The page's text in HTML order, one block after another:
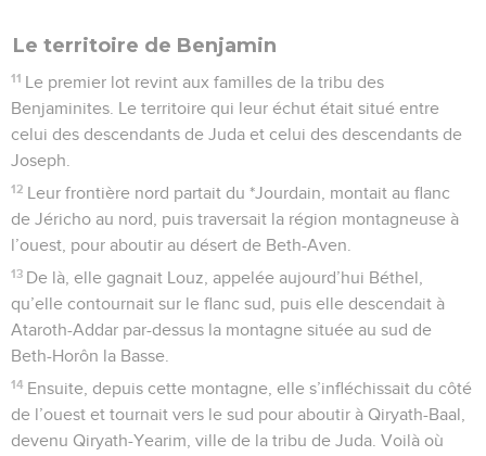
Le territoire de Benjamin
11 Le premier lot revint aux familles de la tribu des
Benjaminites. Le territoire qui leur échut était situé entre
celui des descendants de Juda et celui des descendants de
Joseph.
12 Leur frontière nord partait du *Jourdain, montait au flanc
de Jéricho au nord, puis traversait la région montagneuse à
l’ouest, pour aboutir au désert de Beth-Aven.
13 De là, elle gagnait Louz, appelée aujourd’hui Béthel,
qu’elle contournait sur le flanc sud, puis elle descendait à
Ataroth-Addar par-dessus la montagne située au sud de
Beth-Horôn la Basse.
14 Ensuite, depuis cette montagne, elle s’infléchissait du côté
de l’ouest et tournait vers le sud pour aboutir à Qiryath-Baal,
devenu Qiryath-Yearim, ville de la tribu de Juda. Voilà où